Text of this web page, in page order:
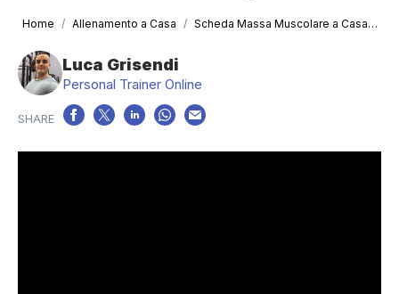
Tu sei qui:
Home Allenamento a Casa Scheda Massa Muscolare a Casa…
Luca Grisendi
Personal Trainer Online